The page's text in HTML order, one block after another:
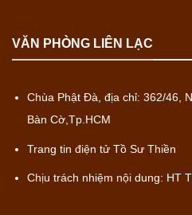
VĂN PHÒNG LIÊN LẠC
Chùa Phật Đà, địa chỉ: 362/46,
Bàn Cờ,Tp.HCM
Trang tin điện tử Tồ Sư Thiền
Chịu trách nhiệm nội dung: HT